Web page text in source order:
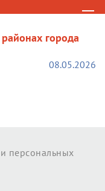
города
08.05.2026
персональных